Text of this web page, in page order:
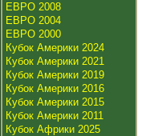
ЕВРО 2008
ЕВРО 2004
ЕВРО 2000
Кубок Америки 2024
Кубок Америки 2021
Кубок Америки 2019
Кубок Америки 2016
Кубок Америки 2015
Кубок Америки 2011
Кубок Африки 2025